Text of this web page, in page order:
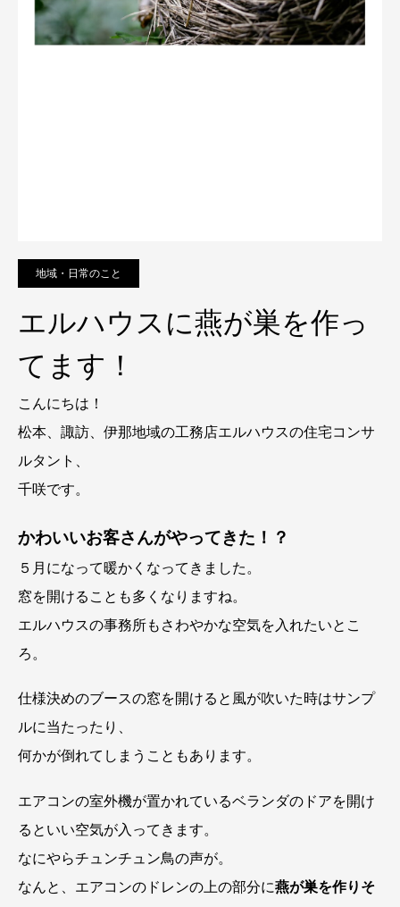
地域・日常のこと
エルハウスに燕が巣を作っ
てます！
こんにちは！
松本、諏訪、伊那地域の工務店エルハウスの住宅コンサ
ルタント、
千咲です。
かわいいお客さんがやってきた！？
５月になって暖かくなってきました。
窓を開けることも多くなりますね。
エルハウスの事務所もさわやかな空気を入れたいとこ
ろ。
仕様決めのブースの窓を開けると風が吹いた時はサンプ
ルに当たったり、
何かが倒れてしまうこともあります。
エアコンの室外機が置かれているベランダのドアを開け
るといい空気が入ってきます。
なにやらチュンチュン鳥の声が。
なんと、エアコンのドレンの上の部分に燕が巣を作りそ